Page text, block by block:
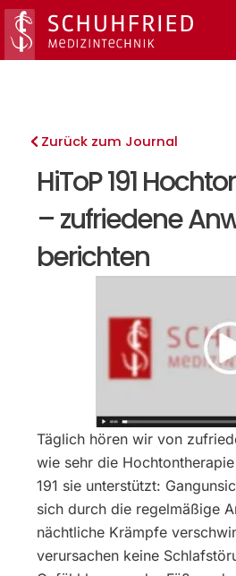
Zum
Inhalt
springen
Zurück zum Journal
HiToP 191
– zufriedene
berichten
Täglich hören wir von
wie sehr die
191 sie unterstützt:
sich durch die regelmäßige
nächtliche Krämpfe
verursachen keine